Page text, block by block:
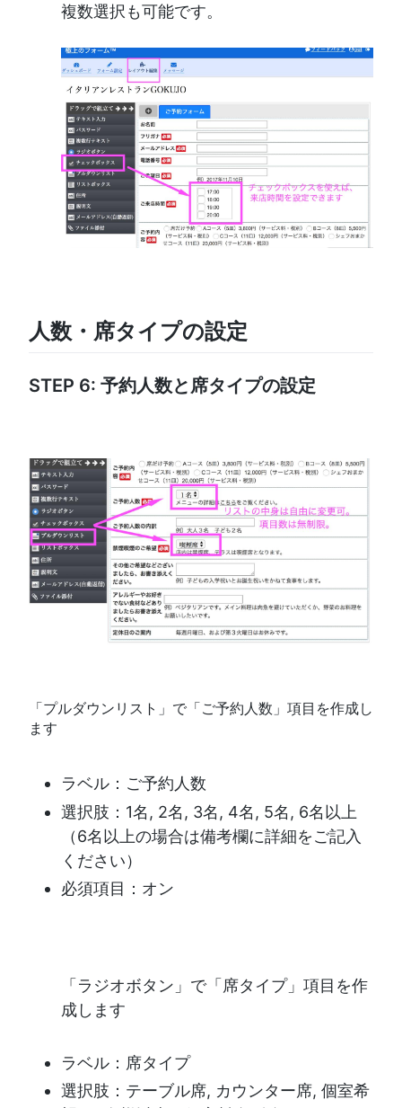
複数選択も可能です。
人数・席タイプの設定
STEP 6: 予約人数と席タイプの設定
「プルダウンリスト」で「ご予約人数」項目を作成し
ます
ラベル：ご予約人数
選択肢：1名, 2名, 3名, 4名, 5名, 6名以上
（6名以上の場合は備考欄に詳細をご記入
ください）
必須項目：オン
「ラジオボタン」で「席タイプ」項目を作
成します
ラベル：席タイプ
選択肢：テーブル席, カウンター席, 個室希